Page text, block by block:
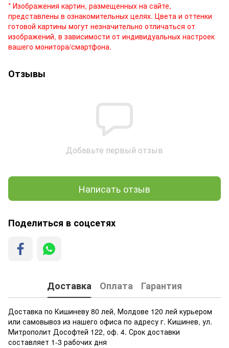
* Изображения картин, размещенных на сайте,
представлены в ознакомительных целях. Цвета и оттенки
готовой картины могут незначительно отличаться от
изображений, в зависимости от индивидуальных настроек
вашего монитора/смартфона.
Отзывы
Добавьте первый отзыв
Написать отзыв
Поделиться в соцсетях
Доставка Оплата Гарантия
Доставка по Кишиневу 80 лей, Молдове 120 лей курьером
или самовывоз из нашего офиса по адресу г. Кишинев, ул.
Митрополит Дософтей 122, оф. 4. Срок доставки
составляет 1-3 рабочих дня